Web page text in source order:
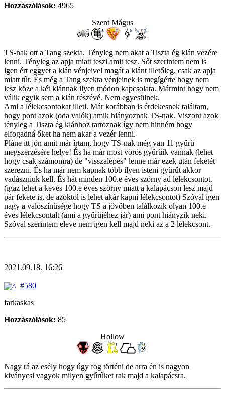
Hozzászólások: 4965
Szent Mágus
TS-nak ott a Tang szekta. Tényleg nem akat a Tiszta ég klán vezére
lenni. Tényleg az apja miatt teszi amit tesz. Sőt szerintem nem is
igen ért eggyet a klán vénjeivel magát a klánt illetőleg, csak az apja
miatt tűr. És még a Tang szekta vénjeinek is megígérte hogy nem
lesz köze a két klánnak ilyen módon kapcsolata. Mármint hogy nem
válik egyik sem a klán részévé. Nem egyesülnek.
Ami a lélekcsontokat illeti. Már korábban is érdekesnek találtam,
hogy pont azok (oda valók) amik hiányoznak TS-nak. Viszont azok
tényleg a Tiszta ég klánhoz tartoznak így nem hinném hogy
elfogadná őket ha nem akar a vezér lenni.
Pláne itt jön amit már írtam, hogy TS-nak még van 11 gyűrű
megszerzésére helye! És ha már most vörös gyűrűik vannak (lehet
hogy csak számomra) de "visszalépés" lenne már ezek után feketét
szerezni. És ha már nem kapnak több ilyen isteni gyűrűt akkor
vadászniuk kell. És hát minden 100.e éves szörny ad lélekcsontot.
(igaz lehet a kevés 100.e éves szörny miatt a kalapácson lesz majd
pár fekete is, de azoktól is lehet akár kapni lélekcsontot) Szóval igen
nagy a valószínűsége hogy TS a jövőben találkozik olyan 100.e
éves lélekcsontalt (ami a gyűrűjéhez jár) ami pont hiányzik neki.
Szóval szerintem eleve nem igen kell majd neki az a 2 lélekcsont.
2021.09.18. 16:26
#580
farkaskas
Hozzászólások: 85
Hollow
Nagy rá az esély hogy úgy fog történi de arra én is nagyon
kiványcsi vagyok milyen gyűrűket rak majd a kalapácsra.